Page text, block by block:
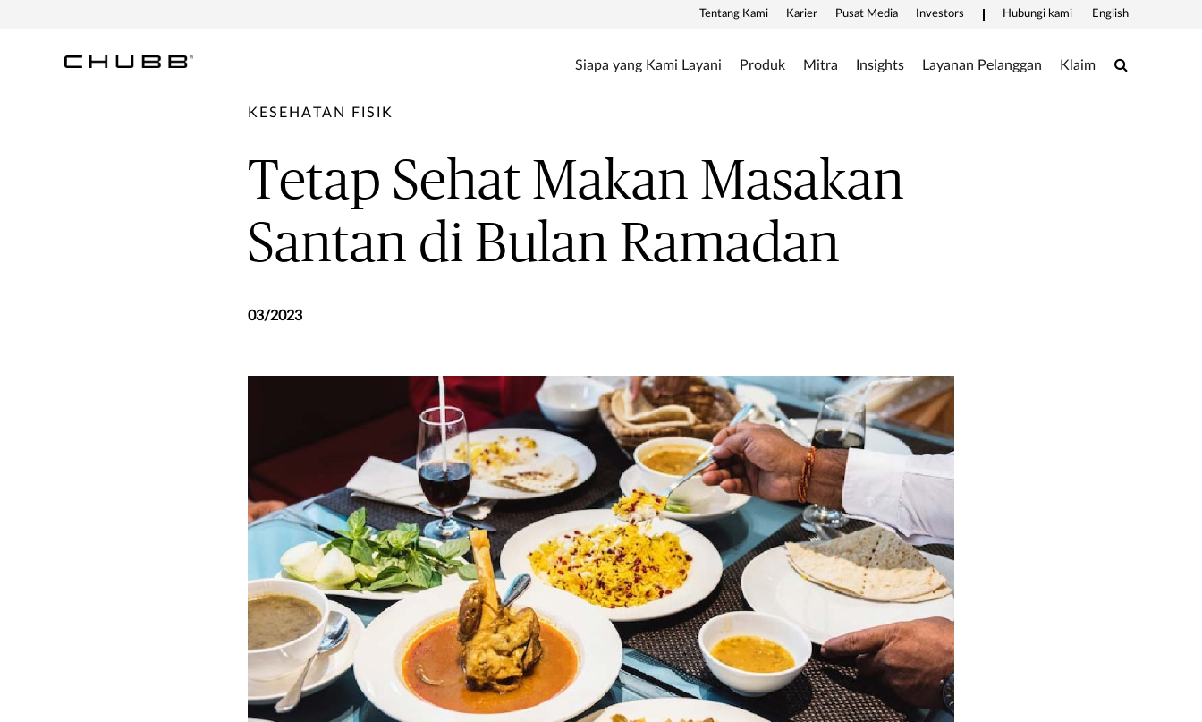
Tentang Kami Karier Pusat Media Investors Hubungi kami English
Siapa yang Kami Layani Produk Mitra Insights Layanan Pelanggan Klaim Search
KESEHATAN FISIK
Tetap Sehat Makan Masakan
Santan di Bulan Ramadan
03/2023